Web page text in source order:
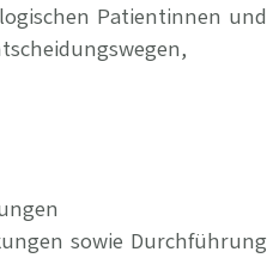
Patientinnen und
sowie Durchführung